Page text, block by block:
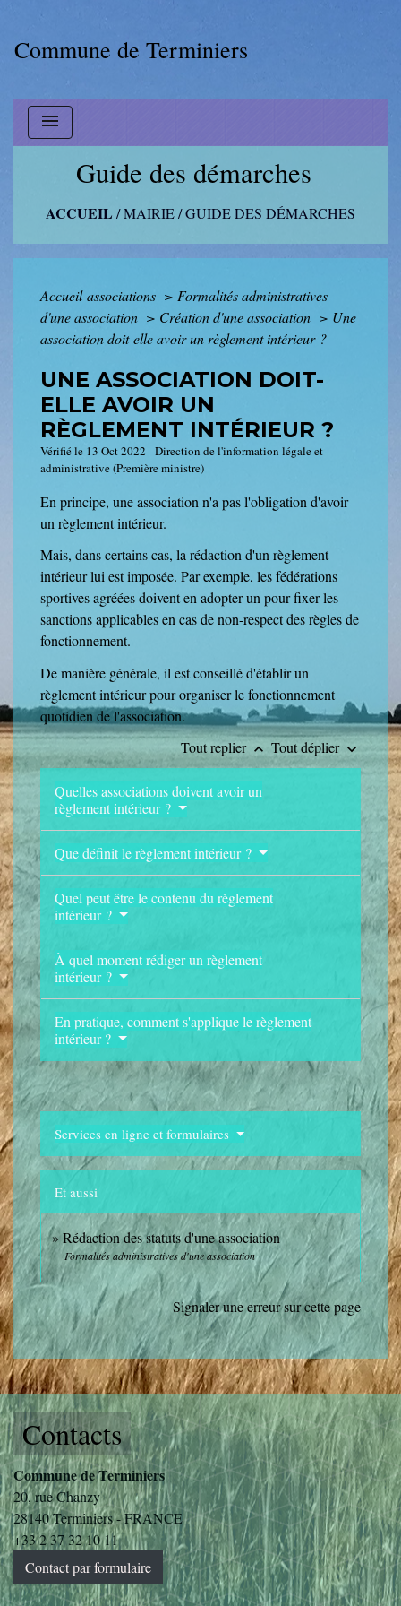
Commune de Terminiers
menu
Guide des démarches
ACCUEIL /MAIRIE/GUIDE DES DÉMARCHES
Accueil associations > Formalités administratives
d'une association > Création d'une association > Une
association doit-elle avoir un règlement intérieur ?
UNE ASSOCIATION DOIT-
ELLE AVOIR UN
RÈGLEMENT INTÉRIEUR ?
Vérifié le 13 Oct 2022 - Direction de l'information légale et
administrative (Première ministre)
En principe, une association n'a pas l'obligation d'avoir
un règlement intérieur.
Mais, dans certains cas, la rédaction d'un règlement
intérieur lui est imposée. Par exemple, les fédérations
sportives agréées doivent en adopter un pour fixer les
sanctions applicables en cas de non-respect des règles de
fonctionnement.
De manière générale, il est conseillé d'établir un
règlement intérieur pour organiser le fonctionnement
quotidien de l'association.
Tout replier keyboard_arrow_up Tout déplier keyboard_arrow_down
Quelles associations doivent avoir un
règlement intérieur ?
Que définit le règlement intérieur ?
Quel peut être le contenu du règlement
intérieur ?
À quel moment rédiger un règlement
intérieur ?
En pratique, comment s'applique le règlement
intérieur ?
Services en ligne et formulaires
Et aussi
Rédaction des statuts d'une association
Formalités administratives d'une association
Signaler une erreur sur cette page
Contacts
Commune de Terminiers
20, rue Chanzy
28140 Terminiers - FRANCE
+33 2 37 32 10 11
Contact par formulaire